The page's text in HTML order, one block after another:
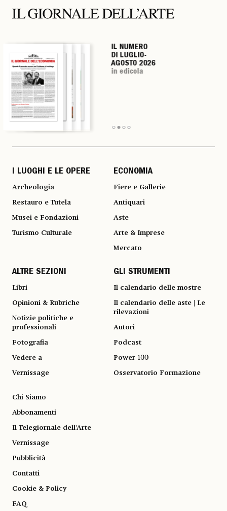
IL NUMERO
DI LUGLIO-
AGOSTO 2026
in edicola
IL NUMERO
DI LUGLIO-
AGOSTO 2026
in edicola
IL NUMERO
DI LUGLIO-
AGOSTO 2026
in edicola
IL NUMERO
DI LUGLIO-
AGOSTO 2026
in edicola
I LUOGHI E LE OPERE
Archeologia
Restauro e Tutela
Musei e Fondazioni
Turismo Culturale
ECONOMIA
Fiere e Gallerie
Antiquari
Aste
Arte & Imprese
Mercato
ALTRE SEZIONI
Libri
Opinioni & Rubriche
Notizie politiche e
professionali
Fotografia
Vedere a
Vernissage
GLI STRUMENTI
Il calendario delle mostre
Il calendario delle aste | Le
rilevazioni
Autori
Podcast
Power 100
Osservatorio Formazione
Chi Siamo
Abbonamenti
Il Telegiornale dell'Arte
Vernissage
Pubblicità
Contatti
Cookie & Policy
FAQ